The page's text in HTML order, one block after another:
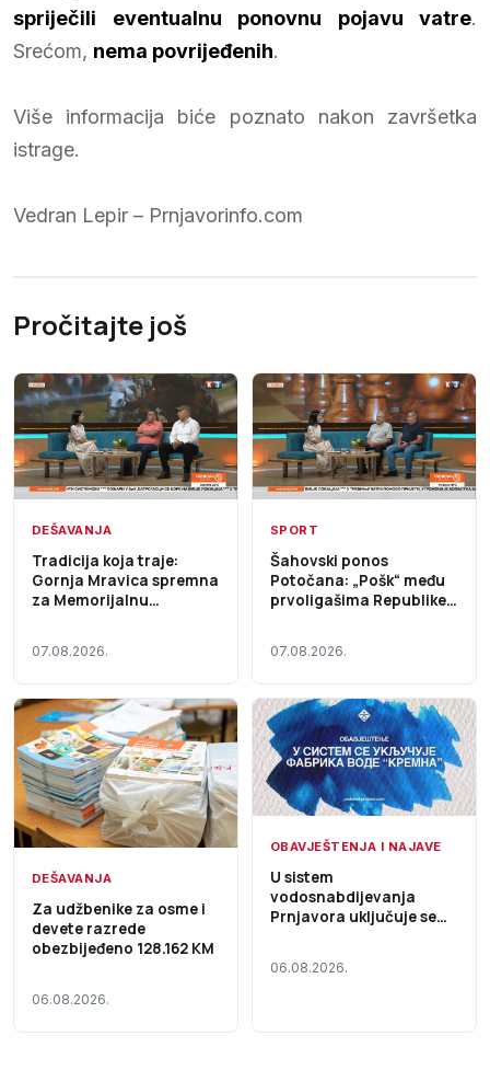
spriječili eventualnu ponovnu pojavu vatre.
Srećom, nema povrijeđenih.
Više informacija biće poznato nakon završetka
istrage.
Vedran Lepir – Prnjavorinfo.com
Pročitajte još
DEŠAVANJA
Tradicija koja traje:
Gornja Mravica spremna
za Memorijalnu
07.08.2026.
SPORT
Šahovski ponos
Potočana: „Pošk“ među
prvoligašima Republike
07.08.2026.
DEŠAVANJA
Za udžbenike za osme i
devete razrede
obezbijeđeno 128.162 KM
06.08.2026.
OBAVJEŠTENJA I NAJAVE
U sistem
vodosnabdijevanja
Prnjavora uključuje se
06.08.2026.